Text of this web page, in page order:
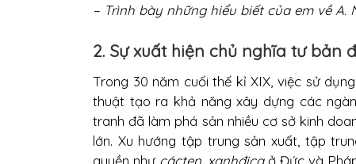
– Trình bày những hiểu biết của em về A.
2. Sự xuất hiện chủ nghĩa tư bản
Trong 30 năm cuối thế kỉ XIX, việc sử
thuật tạo ra khả năng xây dựng các
tranh đã làm phá sản nhiều cơ sở kinh
lớn. Xu hướng tập trung sản xuất, tập
quyền như cácten xanhđicaở Đức và